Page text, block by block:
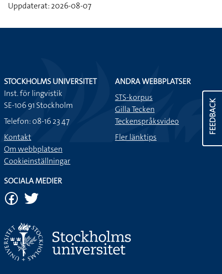
Uppdaterat: 2026-08-07
FEEDBACK
STOCKHOLMS UNIVERSITET
Inst. för lingvistik
SE-106 91 Stockholm
Telefon: 08-16 23 47
Kontakt
Om webbplatsen
Cookieinställningar
ANDRA WEBBPLATSER
STS-korpus
Gilla Tecken
Teckenspråksvideo
Fler länktips
SOCIALA MEDIER